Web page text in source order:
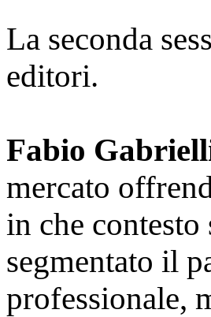
La seconda
editori.
Fabio
mercato
in che
segmentato il
professionale,